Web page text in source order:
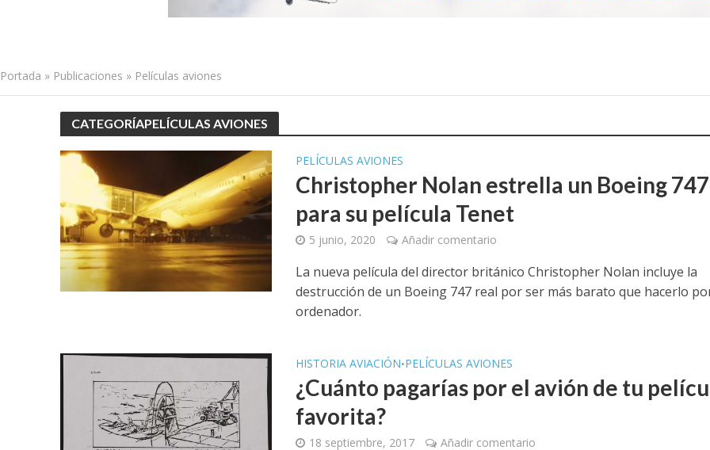
Portada » Publicaciones » Películas aviones
CATEGORÍAPELÍCULAS AVIONES
PELÍCULAS AVIONES
Christopher Nolan estrella un Boeing 747
para su película Tenet
5 junio, 2020 Añadir comentario
La nueva película del director británico Christopher Nolan incluye la
destrucción de un Boeing 747 real por ser más barato que hacerlo
ordenador.
HISTORIA AVIACIÓN•PELÍCULAS AVIONES
¿Cuánto pagarías por el avión de tu
favorita?
18 septiembre, 2017 Añadir comentario